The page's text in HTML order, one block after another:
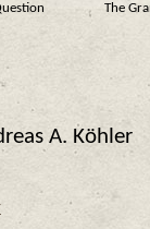
The
A. Köhler